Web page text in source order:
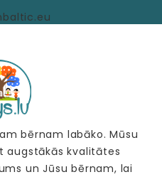
bērnam labāko. Mūsu
augstākās kvalitātes
un Jūsu bērnam, lai